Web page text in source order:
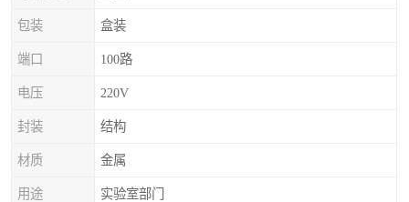
包装 盒装
端口 100路
电压 220V
封装 结构
材质 金属
用途 实验室部门